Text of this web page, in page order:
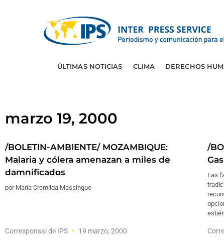
ÚLTIMAS NOTICIAS CLIMA DERECHOS
marzo 19, 2000
/BOLETIN-AMBIENTE/ MOZAMBIQUE:
Malaria y cólera amenazan a miles de
damnificados
por Maria Cremilda Massingue
Corresponsal de IPS 19 marzo, 2000
/
Las